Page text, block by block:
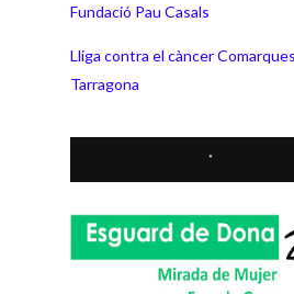
Fundació Pau Casals
Lliga contra el càncer Comarques
Tarragona
*